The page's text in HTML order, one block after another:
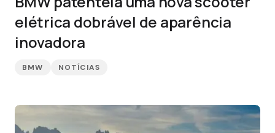
elétrica dobrável de aparência
inovadora
BMW NOTÍCIAS